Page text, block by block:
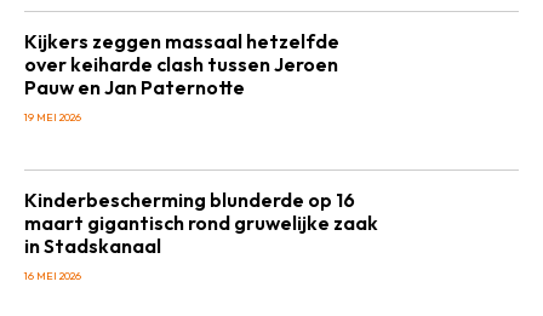
Kijkers zeggen massaal hetzelfde
over keiharde clash tussen Jeroen
Pauw en Jan Paternotte
19 MEI 2026
Kinderbescherming blunderde op 16
maart gigantisch rond gruwelijke zaak
in Stadskanaal
16 MEI 2026